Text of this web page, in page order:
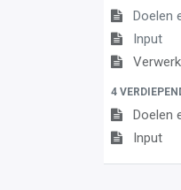
Doelen
Input
4
Doelen
Input